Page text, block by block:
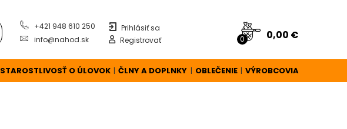
+421 948 610 250
info@nahod.sk
Prihlásiť sa
Registrovať
0 0,00 €
STAROSTLIVOSŤ O ÚLOVOK | ČLNY A DOPLNKY | OBLEČENIE | VÝROBCOVIA